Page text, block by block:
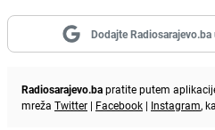
Dodajte
Radiosarajevo.bapratite putem
mreža Twitter | Facebook | Instagram,